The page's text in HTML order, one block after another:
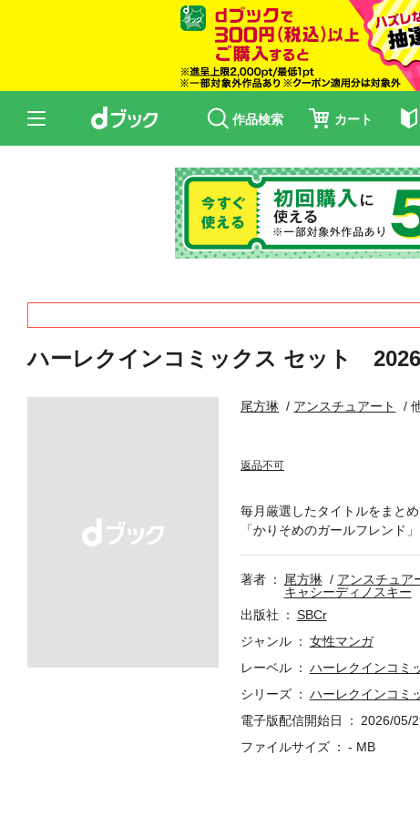
作品検索 カート
ハーレクインコミックス セット
尾方琳 アンスチュアート
返品不可
毎月厳選したタイトルをまと
「かりそめのガールフレンド
著者 尾方琳 アンスチュア
キャシーディノスキー
出版社
SBCr
ジャンル
女性マンガ
レーベル
ハーレクインコミ
シリーズ
ハーレクインコ
電子版配信開始日
2026/05/
ファイルサイズ
- MB